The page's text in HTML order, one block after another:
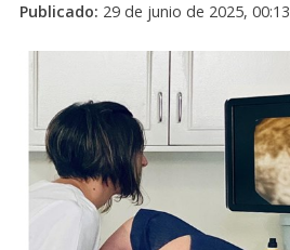
Publicado: 29 de junio de 2025, 00:13